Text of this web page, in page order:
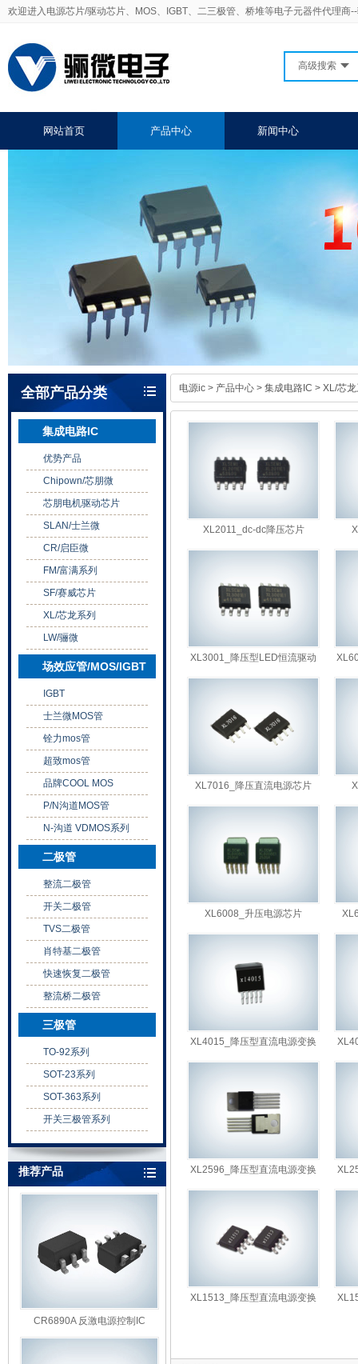
欢迎进入电源芯片/驱动芯片、MOS、IGBT、二三极管、桥堆等电子元器件代理商
高级搜索
网站首页 产品中心 新闻中心
全部产品分类
集成电路IC
优势产品
Chipown/芯朋微
芯朋电机驱动芯片
SLAN/士兰微
CR/启臣微
FM/富满系列
SF/赛威芯片
XL/芯龙系列
LW/骊微
场效应管/MOS/IGBT
IGBT
士兰微MOS管
铨力mos管
超致mos管
品牌COOL MOS
P/N沟道MOS管
N-沟道 VDMOS系列
二极管
整流二极管
开关二极管
TVS二极管
肖特基二极管
快速恢复二极管
整流桥二极管
三极管
TO-92系列
SOT-23系列
SOT-363系列
开关三极管系列
推荐产品
CR6890A 反激电源控制IC
电源ic > 产品中心 > 集成电路IC > XL/芯
XL2011_dc-dc降压芯片
XL2011
XL3001_降压型LED恒流驱动
芯片 XL3001
XL7016_降压直流电源芯片
XL7016
XL6008_升压电源芯片
XL6008
XL4015_降压型直流电源变换
器芯片XL4015
XL2596_降压型直流电源变换
器芯片XL2596
XL1513_降压型直流电源变换